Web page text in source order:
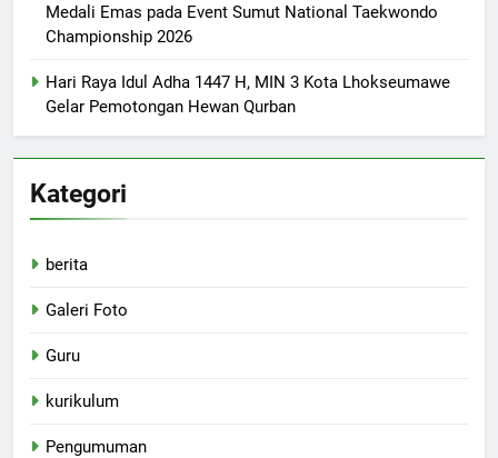
Medali Emas pada Event Sumut National Taekwondo
Championship 2026
Hari Raya Idul Adha 1447 H, MIN 3 Kota Lhokseumawe
Gelar Pemotongan Hewan Qurban
Kategori
berita
Galeri Foto
Guru
kurikulum
Pengumuman